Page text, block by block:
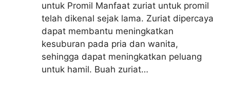
untuk Promil Manfaat zuriat untuk promil
telah dikenal sejak lama. Zuriat dipercaya
dapat membantu meningkatkan
kesuburan pada pria dan wanita,
sehingga dapat meningkatkan peluang
untuk hamil. Buah zuriat…